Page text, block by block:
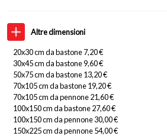
Altre dimensioni
20x30 cm da bastone 7,20 €
30x45 cm da bastone 9,60 €
50x75 cm da bastone 13,20 €
70x105 cm da bastone 19,20 €
70x105 cm da pennone 21,60 €
100x150 cm da bastone 27,60 €
100x150 cm da pennone 30,00 €
150x225 cm da pennone 54,00 €